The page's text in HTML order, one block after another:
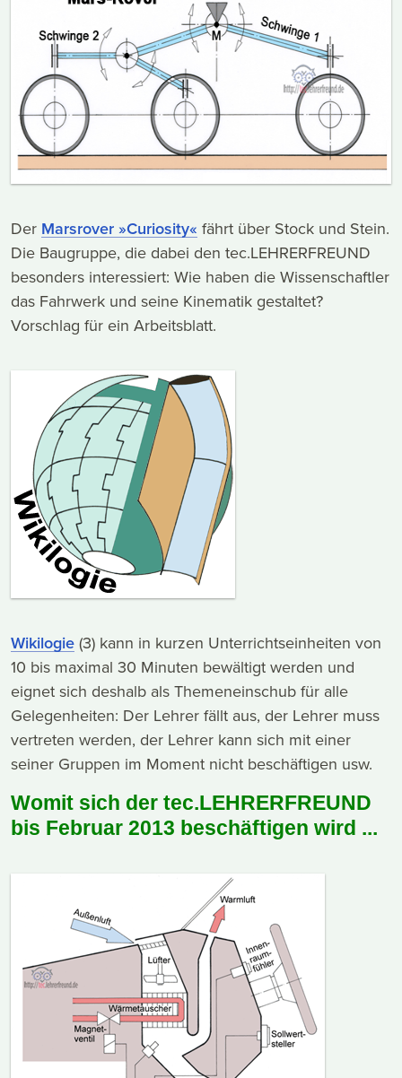
Der Marsrover »Curiosity« fährt über Stock und Stein.
Die Baugruppe, die dabei den tec.LEHRERFREUND
besonders interessiert: Wie haben die Wissenschaftler
das Fahrwerk und seine Kinematik gestaltet?
Vorschlag für ein Arbeitsblatt.
Wikilogie (3) kann in kurzen Unterrichtseinheiten von
10 bis maximal 30 Minuten bewältigt werden und
eignet sich deshalb als Themeneinschub für alle
Gelegenheiten: Der Lehrer fällt aus, der Lehrer muss
vertreten werden, der Lehrer kann sich mit einer
seiner Gruppen im Moment nicht beschäftigen usw.
Womit sich der tec.LEHRERFREUND
bis Februar 2013 beschäftigen wird ...